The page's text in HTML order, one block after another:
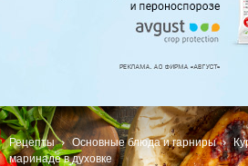
Рецепты Основные блюда и гарниры
маринаде в духовке